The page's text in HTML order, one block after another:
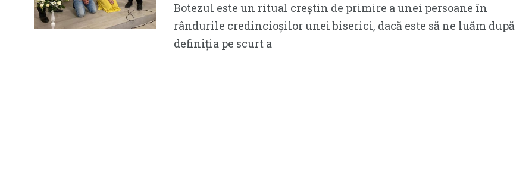
Botezul este un ritual creștin de primire a unei persoane în
rândurile credincioșilor unei biserici, dacă este să ne luăm după
definiția pe scurt a